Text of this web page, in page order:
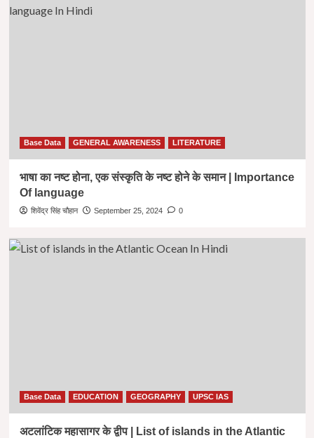
Base Data GENERAL AWARENESS LITERATURE
भाषा का नष्ट होना, एक संस्कृति के नष्ट होने के समान | Importance
Of language
शिवेंद्र सिंह चौहान September 25, 2024 0
Base Data EDUCATION GEOGRAPHY UPSC IAS
अटलांटिक महासागर के द्वीप | List of islands in the Atlantic